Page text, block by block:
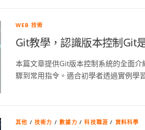
WEB 技術
Git教學，認識版本控制Git
本篇文章提供Git版本控制系統的全面
驟到常用指令。適合初學者透過實例學
其他 /技術力 /數據力 /科技職涯 / 資料科學